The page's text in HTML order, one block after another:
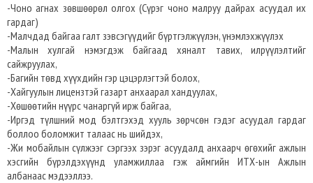
-Чоно агнах зөвшөөрөл олгох (Сүрэг чоно малруу дайрах асуудал их
гардаг)
-Малчдад байгаа галт зэвсэгүүдийг бүртгэлжүүлэн, үнэмлэхжүүлэх
-Малын хулгай нэмэгдэж байгаад хяналт тавих, илрүүлэлтийг
сайжруулах,
-Багийн төвд хүүхдийн гэр цэцэрлэгтэй болох,
-Хайгуулын лицензтэй газарт анхаарал хандуулах,
-Хөшөөтийн нүүрс чанаргүй ирж байгаа,
-Иргэд түлшний мод бэлтгэхэд хууль зөрчсөн гэдэг асуудал гардаг
боллоо боломжит талаас нь шийдэх,
-Жи мобайлын сүлжээг сэргээх зэрэг асуудалд анхаарч өгөхийг ажлын
хэсгийн бүрэлдэхүүнд уламжиллаа гэж аймгийн ИТХ-ын Ажлын
албанаас мэдээллээ.